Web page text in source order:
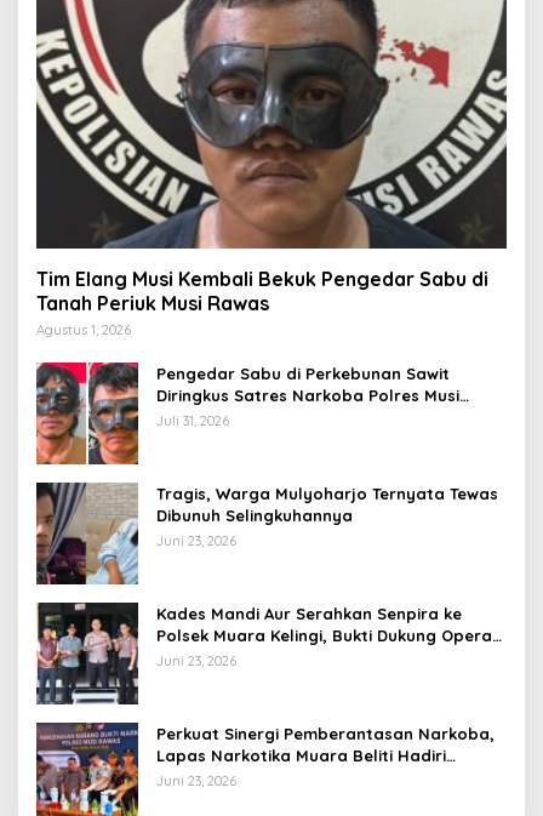
Tim Elang Musi Kembali Bekuk Pengedar Sabu di
Tanah Periuk Musi Rawas
Agustus 1, 2026
Pengedar Sabu di Perkebunan Sawit
Diringkus Satres Narkoba Polres Musi
Rawas
Juli 31, 2026
Tragis, Warga Mulyoharjo Ternyata Tewas
Dibunuh Selingkuhannya
Juni 23, 2026
Kades Mandi Aur Serahkan Senpira ke
Polsek Muara Kelingi, Bukti Dukung Operasi
Senpi Musi
Juni 23, 2026
Perkuat Sinergi Pemberantasan Narkoba,
Lapas Narkotika Muara Beliti Hadiri
Pemusnahan Barang Bukti
Juni 23, 2026